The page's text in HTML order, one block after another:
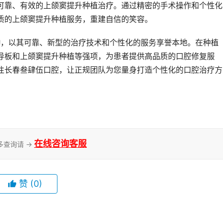
、有效的上颌窦提升种植治疗。通过精密的手术操作和个性化
上颌窦提升种植服务，重建自信的笑容。
和上颌窦提升种植等强项，为患者提供高品质的口腔修复服
春叁肆伍口腔，让正规团队为您量身打造个性化的口腔治疗方
查询请 → 在线咨询客服
赞 (0)